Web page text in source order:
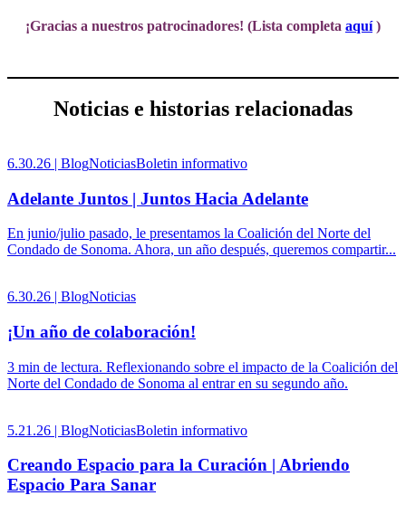
¡Gracias a nuestros patrocinadores! (Lista completa aquí)
Noticias e historias relacionadas
6.30.26 | BlogNoticiasBoletin informativo
Adelante Juntos | Juntos Hacia Adelante
En junio/julio pasado, le presentamos la Coalición del Norte del
Condado de Sonoma. Ahora, un año después, queremos compartir...
6.30.26 | BlogNoticias
¡Un año de colaboración!
3 min de lectura. Reflexionando sobre el impacto de la Coalición del
Norte del Condado de Sonoma al entrar en su segundo año.
5.21.26 | BlogNoticiasBoletin informativo
Creando Espacio para la Curación | Abriendo
Espacio Para Sanar